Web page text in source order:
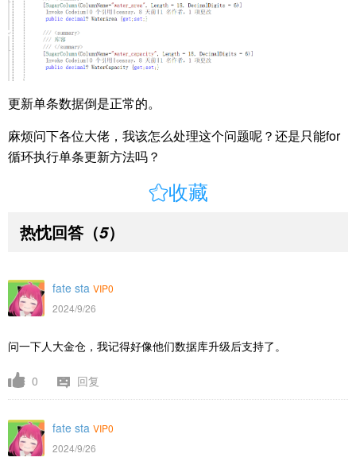
更新单条数据倒是正常的。
麻烦问下各位大佬，我该怎么处理这个问题呢？还是只能for
循环执行单条更新方法吗？
收藏
热忱回答 （5）
fate sta VIP0
2024/9/26
问一下人大金仓，我记得好像他们数据库升级后支持了。
0 回复
fate sta VIP0
2024/9/26